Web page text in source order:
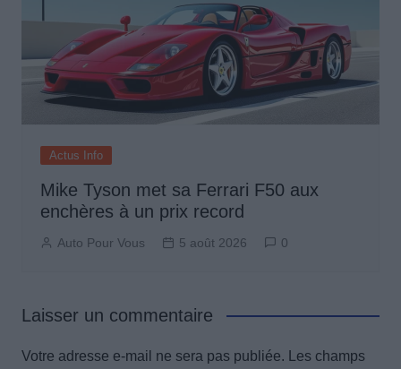
Actus Info
Mike Tyson met sa Ferrari F50 aux
enchères à un prix record
Auto Pour Vous 5 août 2026 0
Laisser un commentaire
Votre adresse e-mail ne sera pas publiée.
Les champs